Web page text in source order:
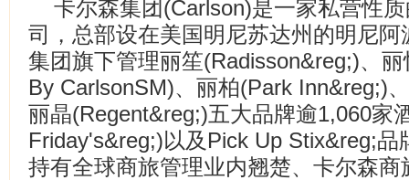
卡尔森集团(Carlson)是一家私营性
司，总部设在美国明尼苏达州的明尼
集团旗下管理丽笙(Radisson&reg;)、
By CarlsonSM)、丽柏(Park Inn&reg;)
丽晶(Regent&reg;)五大品牌逾1,060家
Friday's&reg;)以及Pick Up Stix&reg;
持有全球商旅管理业内翘楚、卡尔森商